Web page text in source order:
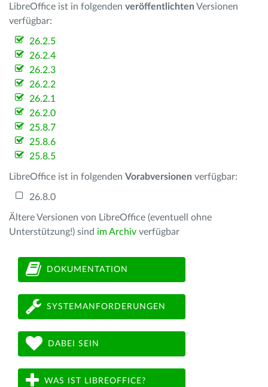
LibreOffice ist in folgenden veröffentlichten Versionen
verfügbar:
26.2.5
26.2.4
26.2.3
26.2.2
26.2.1
26.2.0
25.8.7
25.8.6
25.8.5
LibreOffice ist in folgenden Vorabversionen verfügbar:
26.8.0
Ältere Versionen von LibreOffice (eventuell ohne
Unterstützung!) sind im Archiv verfügbar
DOKUMENTATION
SYSTEMANFORDERUNGEN
DABEI SEIN
WAS IST LIBREOFFICE?